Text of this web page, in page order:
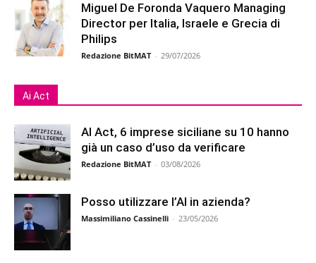
Miguel De Foronda Vaquero Managing
Director per Italia, Israele e Grecia di
Philips
Redazione BitMAT - 29/07/2026
Ai Act
AI Act, 6 imprese siciliane su 10 hanno
già un caso d’uso da verificare
Redazione BitMAT - 03/08/2026
Posso utilizzare l’AI in azienda?
Massimiliano Cassinelli - 23/05/2026